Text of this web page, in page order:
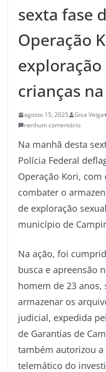
sexta fase
Operação
exploração
crianças
agosto 15, 2025 Gisa Veiga
nenhum comentário
Na manhã desta
Polícia Federal
Operação Kori,
combater o
de exploração
município de
Na ação, foi
busca e apreensão
homem de 23 anos,
armazenar os
judicial, expedida
de Garantias de
também autorizou
telemático do